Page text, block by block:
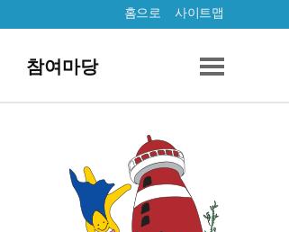
홈으로 사이트맵
참여마당